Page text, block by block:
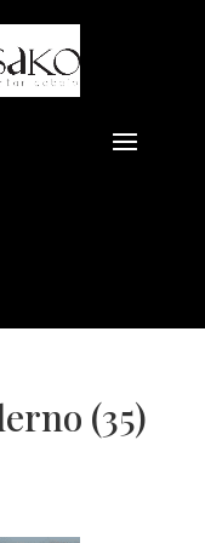
(35)
seu